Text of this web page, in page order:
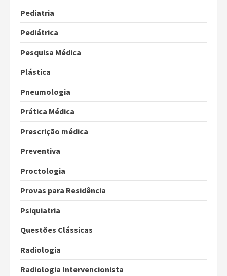
Pediatria
Pediátrica
Pesquisa Médica
Plástica
Pneumologia
Prática Médica
Prescrição médica
Preventiva
Proctologia
Provas para Residência
Psiquiatria
Questões Clássicas
Radiologia
Radiologia Intervencionista